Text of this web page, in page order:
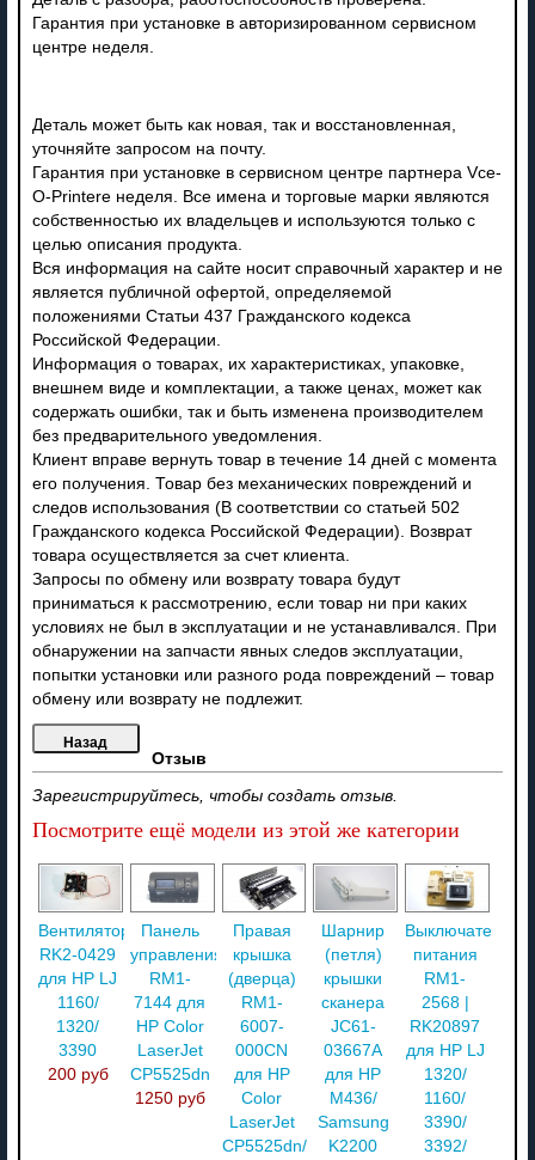
Гарантия при установке в авторизированном сервисном
центре неделя.
Деталь может быть как новая, так и восстановленная,
уточняйте запросом на почту.
Гарантия при установке в сервисном центре партнера Vce-
O-Printere неделя. Все имена и торговые марки являются
собственностью их владельцев и используются только с
целью описания продукта.
Вся информация на сайте носит справочный характер и не
является публичной офертой, определяемой
положениями Статьи 437 Гражданского кодекса
Российской Федерации.
Информация о товарах, их характеристиках, упаковке,
внешнем виде и комплектации, а также ценах, может как
содержать ошибки, так и быть изменена производителем
без предварительного уведомления.
Клиент вправе вернуть товар в течение 14 дней с момента
его получения. Товар без механических повреждений и
следов использования (В соответствии со статьей 502
Гражданского кодекса Российской Федерации). Возврат
товара осуществляется за счет клиента.
Запросы по обмену или возврату товара будут
приниматься к рассмотрению, если товар ни при каких
условиях не был в эксплуатации и не устанавливался. При
обнаружении на запчасти явных следов эксплуатации,
попытки установки или разного рода повреждений – товар
обмену или возврату не подлежит.
Отзыв
Зарегистрируйтесь, чтобы создать отзыв.
Посмотрите ещё модели из этой же категории
Вентилятор
RK2-0429
для HP LJ
1160/
1320/
3390
200 руб
Панель
управления
RM1-
7144 для
HP Color
LaserJet
CP5525dn
1250 руб
Правая
крышка
(дверца)
RM1-
6007-
000CN
для HP
Color
LaserJet
CP5525dn/
Шарнир
(петля)
крышки
сканера
JC61-
03667A
для HP
M436/
Samsung
K2200
Выключатель
питания
RM1-
2568 |
RK20897
для HP LJ
1320/
1160/
3390/
3392/